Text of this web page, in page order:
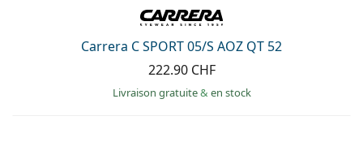
Carrera C SPORT 05/S AOZ QT 52
222.90 CHF
Livraison gratuite& en stock